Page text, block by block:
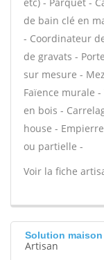
de bain clé en
- Coordinateur
de gravats -
sur mesure -
Faïence murale
en bois -
house -
ou partielle -
Voir la fiche
Solution
Artisan